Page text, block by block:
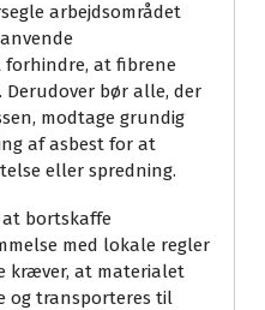
arbejdsområdet
forhindre, at fibrene
Derudover bør alle, der
modtage grundig
af asbest for at
eller spredning.
bortskaffe
med lokale regler
kræver, at materialet
og transporteres til